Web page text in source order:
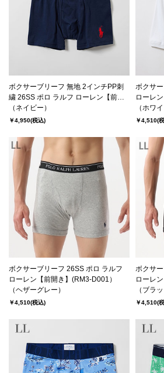
ボクサーブリーフ 無地 2インチPP刺
繍 26SS ポロ ラルフ ローレン【前開
き】(RM3-B106）
（ネイビー）
￥4,950(税込)
ボクサ
ローレ
（ホワイ
￥4,510(
ボクサーブリーフ 26SS ポロ ラルフ
ローレン【前開き】(RM3-D001）
（ヘザーグレー）
￥4,510(税込)
ボクサ
ローレ
（ブラッ
￥4,510(